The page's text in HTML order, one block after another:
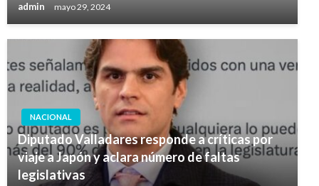
admin mayo 29, 2024
NACIONAL
Diputado Valladares responde a críticas por
viaje a Japón y aclara número de faltas
legislativas